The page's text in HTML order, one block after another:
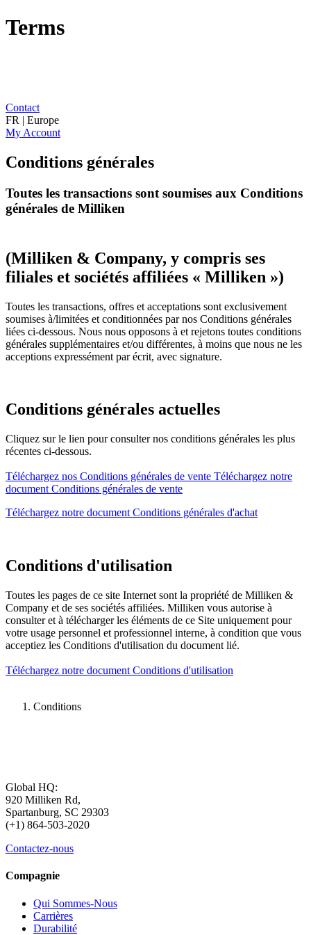
Terms
Contact
FR | Europe
My Account
Conditions générales
Toutes les transactions sont soumises aux Conditions
générales de Milliken
(Milliken & Company, y compris ses
filiales et sociétés affiliées « Milliken »)
Toutes les transactions, offres et acceptations sont exclusivement
soumises à/limitées et conditionnées par nos Conditions générales
liées ci-dessous. Nous nous opposons à et rejetons toutes conditions
générales supplémentaires et/ou différentes, à moins que nous ne les
acceptions expressément par écrit, avec signature.
Conditions générales actuelles
Cliquez sur le lien pour consulter nos conditions générales les plus
récentes ci-dessous.
Téléchargez nos Conditions générales de vente Téléchargez notre
document Conditions générales de vente
Téléchargez notre document Conditions générales d'achat
Conditions d'utilisation
Toutes les pages de ce site Internet sont la propriété de Milliken &
Company et de ses sociétés affiliées. Milliken vous autorise à
consulter et à télécharger les éléments de ce Site uniquement pour
votre usage personnel et professionnel interne, à condition que vous
acceptiez les Conditions d'utilisation du document lié.
Téléchargez notre document Conditions d'utilisation
Conditions
Global HQ:
920 Milliken Rd,
Spartanburg, SC 29303
(+1) 864-503-2020
Contactez-nous
Compagnie
Qui Sommes-Nous
Carrières
Durabilité